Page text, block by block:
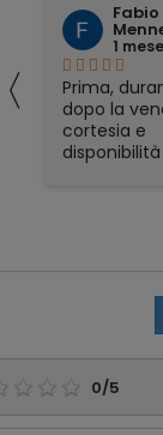
〈
Fabio
1
Prima,
dopo la
cortesia e
disponibilità
0/5